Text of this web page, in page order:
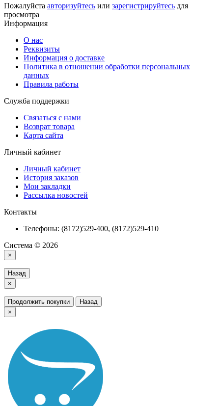
Пожалуйста авторизуйтесь или зарегистрируйтесь для
просмотра
Информация
О нас
Реквизиты
Информация о доставке
Политика в отношении обработки персональных
данных
Правила работы
Служба поддержки
Связаться с нами
Возврат товара
Карта сайта
Личный кабинет
Личный кабинет
История заказов
Мои закладки
Рассылка новостей
Контакты
Телефоны: (8172)529-400, (8172)529-410
Система © 2026
×
Назад
×
Продолжить покупки
Назад
×